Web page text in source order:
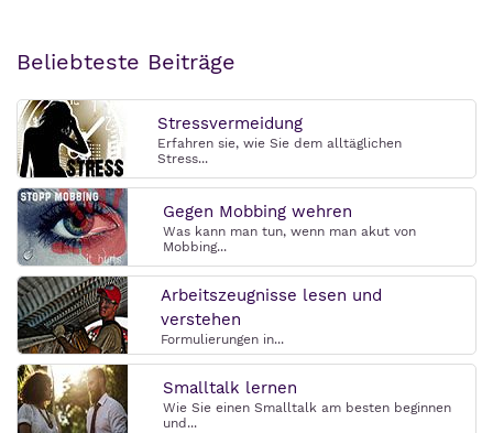
Beliebteste Beiträge
Stressvermeidung
Erfahren sie, wie Sie dem alltäglichen
Stress...
Gegen Mobbing wehren
Was kann man tun, wenn man akut von
Mobbing...
Arbeitszeugnisse lesen und
verstehen
Formulierungen in...
Smalltalk lernen
Wie Sie einen Smalltalk am besten beginnen
und...